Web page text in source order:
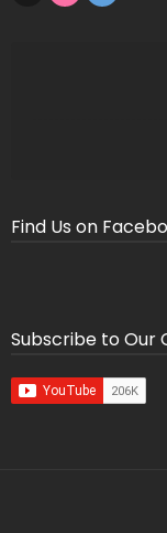
Find Us on
Subscribe to Our